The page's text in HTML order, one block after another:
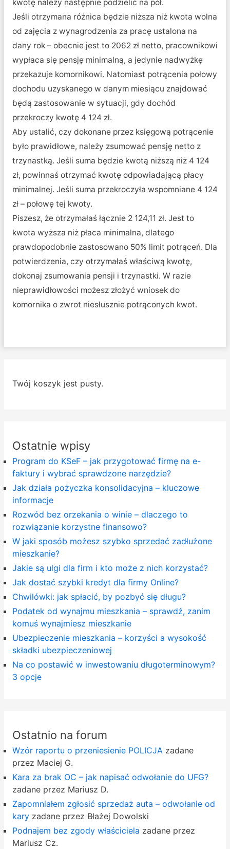
kwotę należy następnie podzielić na pół.
Jeśli otrzymana różnica będzie niższa niż kwota wolna
od zajęcia z wynagrodzenia za pracę ustalona na
dany rok – obecnie jest to 2062 zł netto, pracownikowi
wypłaca się pensję minimalną, a jedynie nadwyżkę
przekazuje komornikowi. Natomiast potrącenia połowy
dochodu uzyskanego w danym miesiącu znajdować
będą zastosowanie w sytuacji, gdy dochód
przekroczy kwotę 4 124 zł.
Aby ustalić, czy dokonane przez księgową potrącenie
było prawidłowe, należy zsumować pensję netto z
trzynastką. Jeśli suma będzie kwotą niższą niż 4 124
zł, powinnaś otrzymać kwotę odpowiadającą płacy
minimalnej. Jeśli suma przekroczyła wspomniane 4 124
zł – połowę tej kwoty.
Piszesz, że otrzymałaś łącznie 2 124,11 zł. Jest to
kwota wyższa niż płaca minimalna, dlatego
prawdopodobnie zastosowano 50% limit potrąceń. Dla
potwierdzenia, czy otrzymałaś właściwą kwotę,
dokonaj zsumowania pensji i trzynastki. W razie
nieprawidłowości możesz złożyć wniosek do
komornika o zwrot niesłusznie potrąconych kwot.
Twój koszyk jest pusty.
Ostatnie wpisy
Program do KSeF – jak przygotować firmę na e-
faktury i wybrać sprawdzone narzędzie?
Jak działa pożyczka konsolidacyjna – kluczowe
informacje
Rozwód bez orzekania o winie – dlaczego to
rozwiązanie korzystne finansowo?
W jaki sposób możesz szybko sprzedać zadłużone
mieszkanie?
Jakie są ulgi dla firm i kto może z nich korzystać?
Jak dostać szybki kredyt dla firmy Online?
Chwilówki: jak spłacić, by pozbyć się długu?
Podatek od wynajmu mieszkania – sprawdź, zanim
komuś wynajmiesz mieszkanie
Ubezpieczenie mieszkania – korzyści a wysokość
składki ubezpieczeniowej
Na co postawić w inwestowaniu długoterminowym?
3 opcje
Ostatnio na forum
Wzór raportu o przeniesienie POLICJAzadane
przez Maciej G.
Kara za brak OC – jak napisać odwołanie do UFG?
zadane przez Mariusz D.
Zapomniałem zgłosić sprzedaż auta – odwołanie od
karyzadane przez Błażej Dowolski
Podnajem bez zgody właściciela zadane przez
Mariusz Cz.